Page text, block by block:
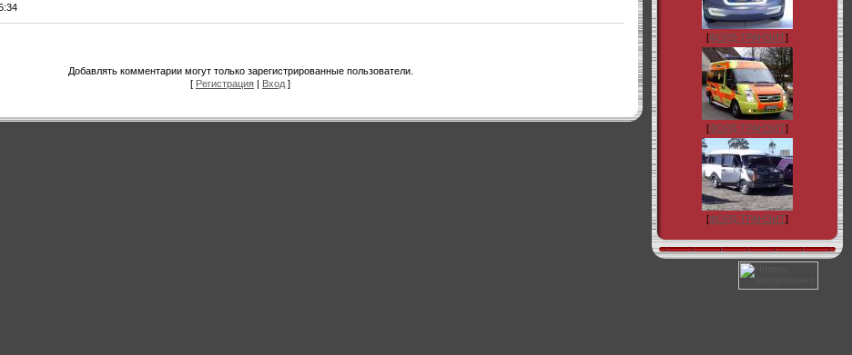
Добавлять комментарии могут только зарегистрированные пользователи.
[ Регистрация | Вход ]
[ФОРД-ТРАНЗИТ]
[ФОРД-ТРАНЗИТ]
[ФОРД-ТРАНЗИТ]